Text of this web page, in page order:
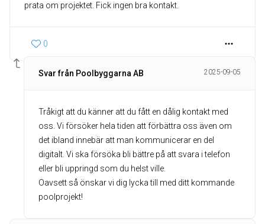
prata om projektet. Fick ingen bra kontakt.
0
Svar från Poolbyggarna AB 2025-09-05
Tråkigt att du känner att du fått en dålig kontakt med
oss. Vi försöker hela tiden att förbättra oss även om
det ibland innebär att man kommunicerar en del
digitalt. Vi ska försöka bli bättre på att svara i telefon
eller bli uppringd som du helst ville.
Oavsett så önskar vi dig lycka till med ditt kommande